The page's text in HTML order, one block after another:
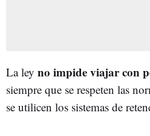
La ley no impide viajar con
siempre que se respeten las
se utilicen los sistemas de